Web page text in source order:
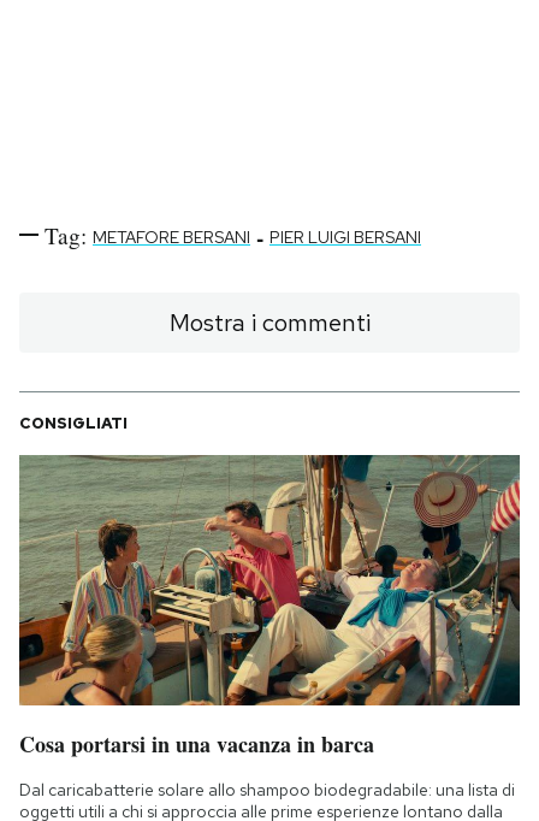
Tag: METAFORE BERSANI - PIER LUIGI BERSANI
Mostra i commenti
CONSIGLIATI
Cosa portarsi in una vacanza in barca
Dal caricabatterie solare allo shampoo biodegradabile: una lista di
oggetti utili a chi si approccia alle prime esperienze lontano dalla